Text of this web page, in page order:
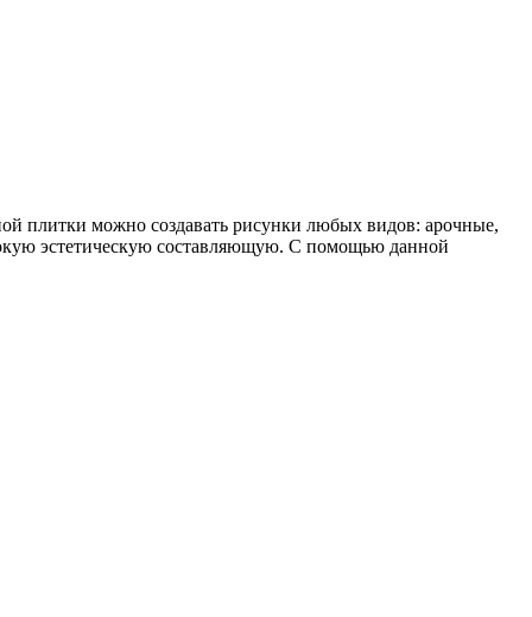
плитки можно создавать рисунки любых видов: арочные,
эстетическую составляющую. С помощью данной